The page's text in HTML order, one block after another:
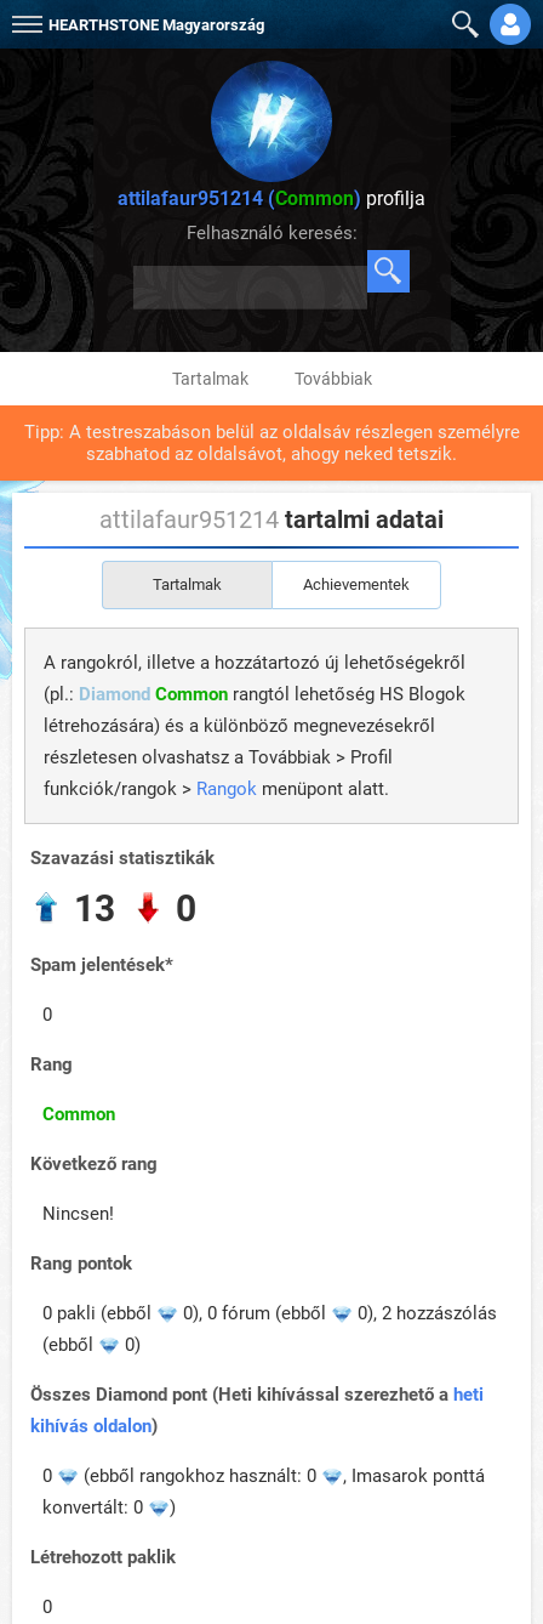
HEARTHSTONE Magyarország
attilafaur951214 (Common) profilja
Felhasználó keresés:
Tartalmak Továbbiak
Tipp: A testreszabáson belül az oldalsáv részlegen személyre
szabhatod az oldalsávot, ahogy neked tetszik.
attilafaur951214 tartalmi adatai
Tartalmak Achievementek
A rangokról, illetve a hozzátartozó új lehetőségekről
(pl.: Diamond Common rangtól lehetőség HS Blogok
létrehozására) és a különböző megnevezésekről
részletesen olvashatsz a Továbbiak > Profil
funkciók/rangok > Rangok menüpont alatt.
Szavazási statisztikák
13 0
Spam jelentések*
0
Rang
Common
Következő rang
Nincsen!
Rang pontok
0 pakli (ebből 0), 0 fórum (ebből
0), 2 hozzászólás
(ebből
0)
Összes Diamond pont (Heti kihívással szerezhető a heti
kihívás oldalon)
0 (ebből rangokhoz használt: 0
, Imasarok ponttá
konvertált: 0
)
Létrehozott paklik
0